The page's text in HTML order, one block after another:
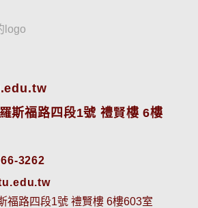
斯福路四段1號 禮賢樓 6樓
3262
福路四段1號 禮賢樓 6樓603室